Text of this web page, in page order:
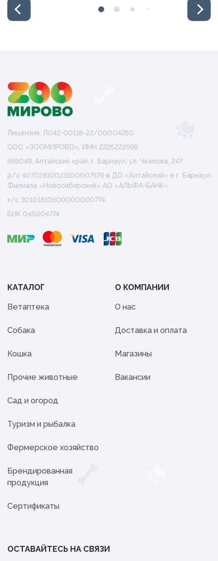
Лицензия: Л042-00118-22/00004250
ООО «ЗООМИРОВО», ИНН 2225222599
656049, Алтайский край, г. Барнаул, ул. Чкалова, 247
р/с 40702810023100007579 в ДО «Алтайский» в г. Барнаул
Филиала «Новосибирский» АО «АЛЬФА-БАНК»
к/с 30101810600000000774
БИК 045004774
КАТАЛОГ
Ветаптека
Собака
Кошка
Прочие животные
Сад и огород
Туризм и рыбалка
Фермерское хозяйство
Брендированная
продукция
Сертификаты
О КОМПАНИИ
О нас
Доставка и оплата
Магазины
Вакансии
ОСТАВАЙТЕСЬ НА СВЯЗИ